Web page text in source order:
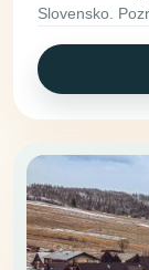
Slovensko.